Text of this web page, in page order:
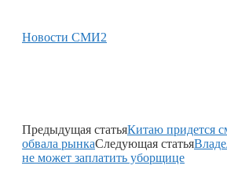
Новости СМИ2
Предыдущая статьяКитаю придется
обвала рынкаСледующая статья
не может заплатить уборщице